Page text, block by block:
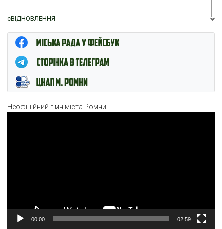
єВІДНОВЛЕННЯ
ЦНАП м. Ромни
Неофіційний гімн міста Ромни
00:00 02:59